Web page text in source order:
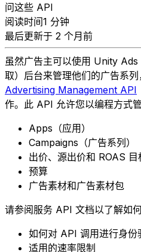
问这些 API
阅读时间1 分钟
最后更新于 2 个月前
虽然广告主可以使用 Unity
取）后台来管理他们的广告系
Advertising Management API
作。此 API 允许您以编程方式
Apps（应用）
Campaigns（广告系列）
出价、源出价和 ROAS 目
预算
广告素材和广告素材包
请参阅服务 API 文档以了解如
如何对 API 调用进行身份
适用的速率限制